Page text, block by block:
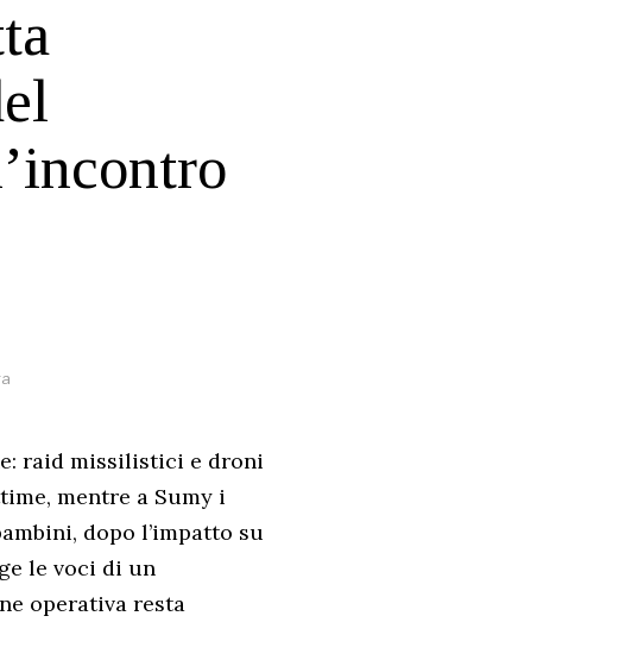
raid missilistici e droni
mentre a Sumy i
dopo l’impatto su
le voci di un
operativa resta